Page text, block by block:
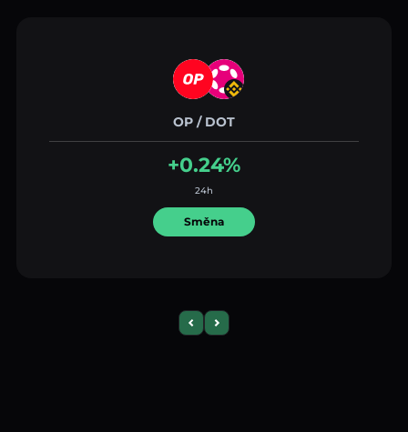
OP / DOT
+0.24%
24h
Směna
Previous slide
Next slide